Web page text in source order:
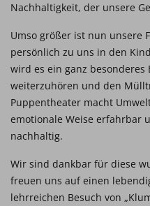
Nachhaltigkeit, der unsere
Umso größer ist nun unsere
persönlich zu uns in den
wird es ein ganz besonderes
weiterzuhören und den
Puppentheater macht
emotionale Weise erfahrbar
nachhaltig.
Wir sind dankbar für diese
freuen uns auf einen
lehrreichen Besuch von